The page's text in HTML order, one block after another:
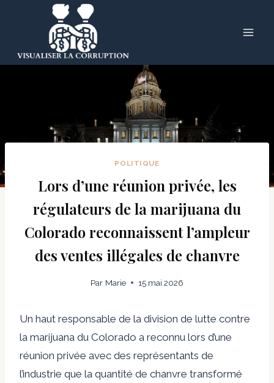
POLITIQUE
Lors d’une réunion privée, les
régulateurs de la marijuana du
Colorado reconnaissent l’ampleur
des ventes illégales de chanvre
Par Marie 15 mai 2026
Un haut responsable de la division de lutte contre
la marijuana du Colorado a reconnu lors d’une
réunion privée avec des représentants de
l’industrie que la quantité de chanvre transformé